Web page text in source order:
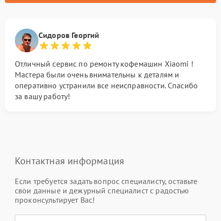
Сидоров Георгий
Отличный сервис по ремонту кофемашин Xiaomi !
Мастера были очень внимательны к деталям и
оперативно устранили все неисправности. Спасибо
за вашу работу!
Контактная информация
Если требуется задать вопрос специалисту, оставьте
свои данные и дежурный специалист с радостью
проконсультирует Вас!